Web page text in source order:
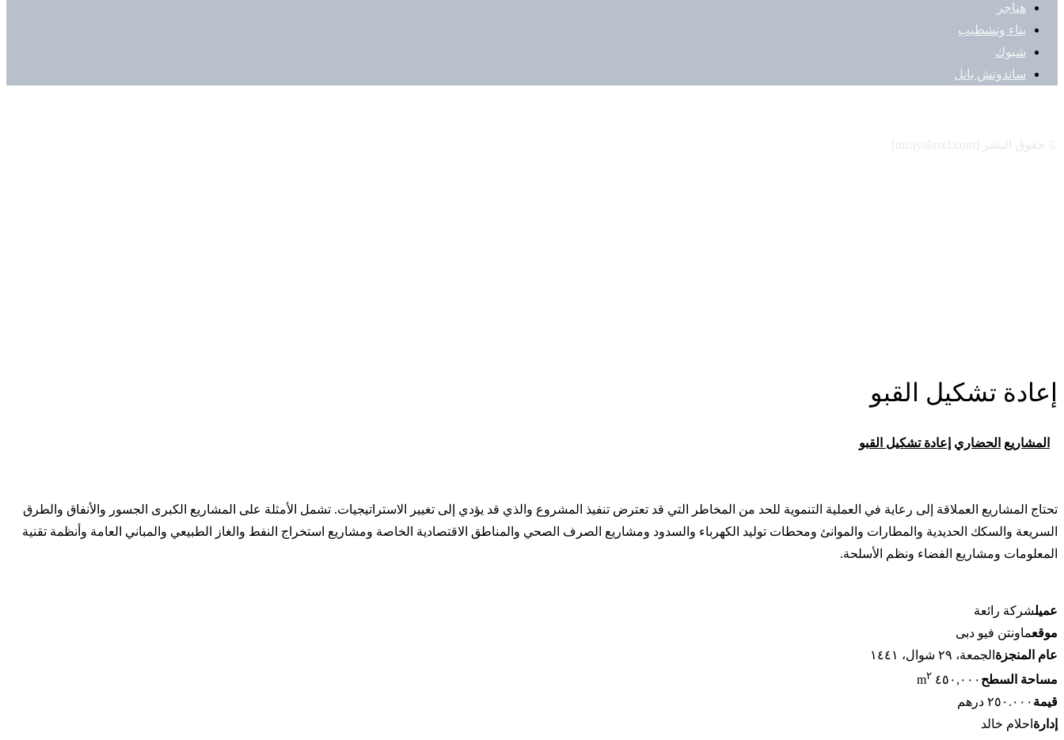
هناجر
بناء وتشطيب
شبوك
ساندوتش بانل
إعادة تشكيل القبو
المشاريع الحضاري إعادة تشكيل القبو
تحتاج المشاريع العملاقة إلى رعاية في العملية التنموية للحد من المخاطر التي قد تعترض تنفيذ المشروع والذي قد يؤدي إلى تغيير الاستراتيجيات. تشمل الأمثلة على المشاريع الكبرى الجسور والأنفاق والطرق
السريعة والسكك الحديدية والمطارات والموانئ ومحطات توليد الكهرباء والسدود ومشاريع الصرف الصحي والمناطق الاقتصادية الخاصة ومشاريع استخراج النفط والغاز الطبيعي والمباني العامة وأنظمة تقنية
المعلومات ومشاريع الفضاء ونظم الأسلحة.
عميلشركة رائعة
موقعماونتن فيو دبی
عام المنجزة الجمعة، ٢٩ شوال، ١٤٤١
مساحة السطح ٤٥٠,٠٠٠ m ٢
قيمة ٢٥٠.٠٠٠ درهم
إدارة احلام خالد